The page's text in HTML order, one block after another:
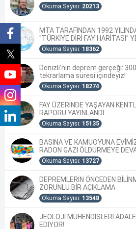
Okuma Sayısı: 20213
MTA TARAFINDAN 1992
"TÜRKİYE DİRİ FAY HARİTASI"
Okuma Sayısı: 18362
Denizli’nin deprem gerçeği:
tekrarlama süresi içindeyiz!
Okuma Sayısı: 18274
FAY ÜZERİNDE YAŞAYAN
RAPORU YAYINLANDI
Okuma Sayısı: 15135
BASINA VE KAMUOYUNA
RADON GAZI ÖLDÜRMEYE
Okuma Sayısı: 13727
DEPREMLERİN ÖNCEDEN
ZORUNLU BİR AÇIKLAMA
Okuma Sayısı: 13548
JEOLOJİ MÜHENDİSLERİ
EDİYOR!